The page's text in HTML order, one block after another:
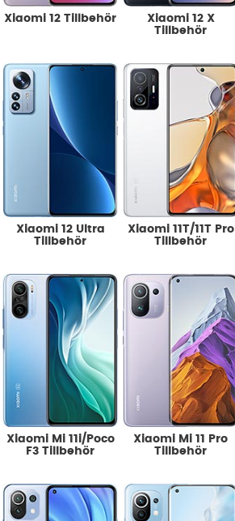
Xiaomi 12 Tillbehör
Xiaomi 12 X
Tillbehör
Xiaomi 12 Ultra
Tillbehör
Xiaomi 11T/11T Pro
Tillbehör
Xiaomi Mi 11i/Poco
F3 Tillbehör
Xiaomi Mi 11 Pro
Tillbehör